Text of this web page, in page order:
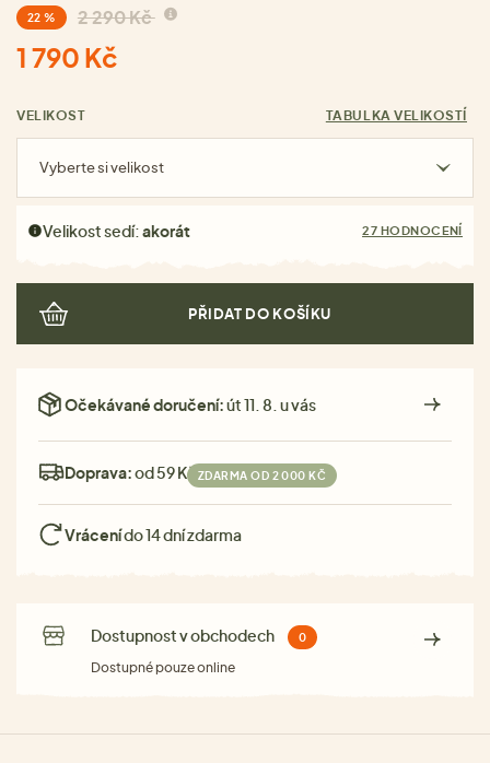
22 % 2 290 Kč
1 790 Kč
VELIKOST TABULKA VELIKOSTÍ
Vyberte si velikost
Velikost sedí:akorát 27 HODNOCENÍ
PŘIDAT DO KOŠÍKU
Očekávané doručení:út 11. 8. u vás
Doprava:od 59 Kč ZDARMA OD 2 000 KČ
Vrácenído 14 dní zdarma
Dostupnost v obchodech 0
Dostupné pouze online